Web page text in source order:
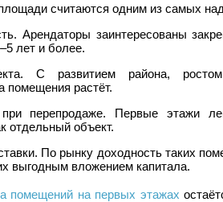
считаются одним из самых
Арендаторы заинтересованы
лет и более.
С развитием района,
помещения растёт.
перепродаже. Первые этажи
отдельный объект.
По рынку доходность таких
выгодным вложением капитала.
помещений на первых этажах